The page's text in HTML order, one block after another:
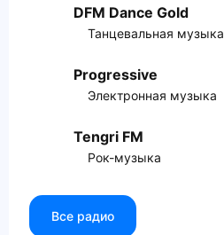
DFM Dance Gold
Танцевальная музыка
Progressive
Электронная музыка
Tengri FM
Рок-музыка
Все радио